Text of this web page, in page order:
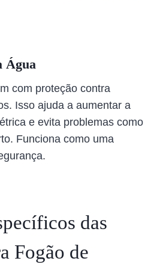
Água
com proteção contra
Isso ajuda a aumentar a
e evita problemas como
Funciona como uma
das
Fogão de